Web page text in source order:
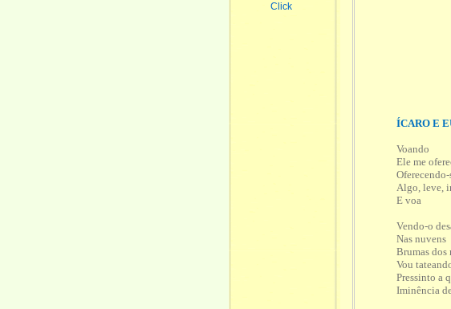
Click
ÍCARO E
Voando
Ele me
Algo, leve,
E voa
Vendo-o
Nas nuvens
Brumas dos
Vou
Pressinto a
Iminência